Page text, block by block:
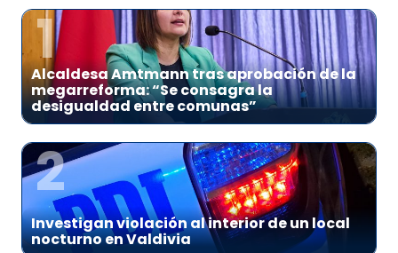
1
Alcaldesa Amtmann tras aprobación de la
megarreforma: “Se consagra la
desigualdad entre comunas”
2
Investigan violación al interior de un local
nocturno en Valdivia